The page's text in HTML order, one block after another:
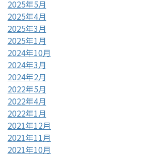
2025年5月
2025年4月
2025年3月
2025年1月
2024年10月
2024年3月
2024年2月
2022年5月
2022年4月
2022年1月
2021年12月
2021年11月
2021年10月